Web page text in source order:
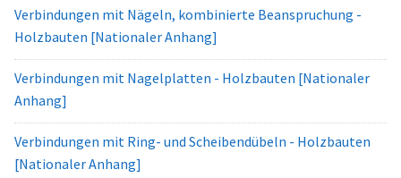
Verbindungen mit Nägeln, kombinierte Beanspruchung -
Holzbauten [Nationaler Anhang]
Verbindungen mit Nagelplatten - Holzbauten [Nationaler
Anhang]
Verbindungen mit Ring- und Scheibendübeln - Holzbauten
[Nationaler Anhang]